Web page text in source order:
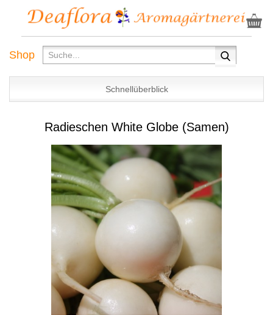
Shop
Schnellüberblick
Radieschen White Globe (Samen)